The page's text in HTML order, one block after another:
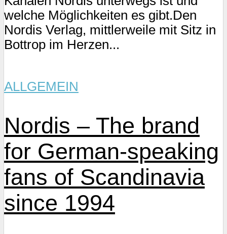
welche Möglichkeiten es gibt.Den
Nordis Verlag, mittlerweile mit Sitz in
Bottrop im Herzen...
ALLGEMEIN
Nordis – The brand
for German-speaking
fans of Scandinavia
since 1994